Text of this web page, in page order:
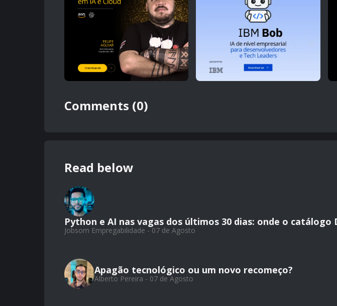
Comments (0)
Read below
Python e AI nas vagas dos últimos 30 dias: onde o catálogo
Jobsom Empregabilidade - 07 de Agosto
Apagão tecnológico ou um novo recomeço?
Alberto Pereira - 07 de Agosto